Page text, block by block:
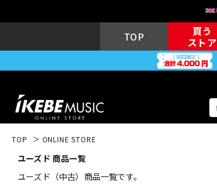
TOP
買う
ストア
TOP ONLINE STORE
ユーズド 商品一覧
ユーズド（中古）商品一覧です。